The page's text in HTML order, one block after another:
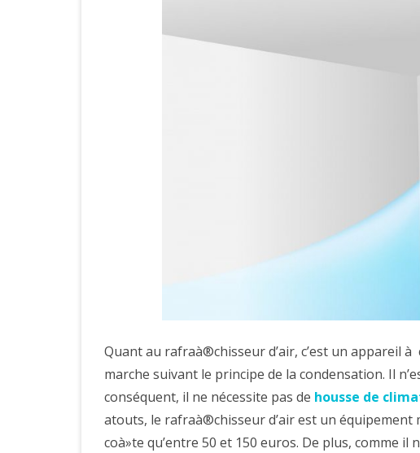
Quant au rafraà®chisseur d’air, c’est un appareil
marche suivant le principe de la condensation. Il
conséquent, il ne nécessite pas de housse de
atouts, le rafraà®chisseur d’air est un équipement
coà»te qu’entre 50 et 150 euros. De plus, comme il